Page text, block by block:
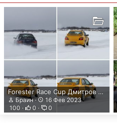
Forester Race Cup Дмитров Лёд
Браин
16 Фев 2023
100
0 0